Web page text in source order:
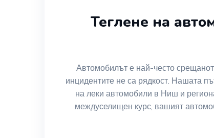
Теглене на
Автомобилът е най-често
инцидентите не са рядкост. Нашата
на леки автомобили в Ниш и
междуселищен курс, вашият